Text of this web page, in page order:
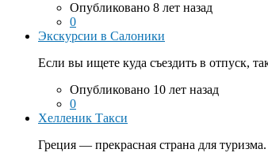
Опубликовано 8 лет назад
0
Экскурсии в Салоники
Если вы ищете куда съездить в отпуск,
Опубликовано 10 лет назад
0
Хелленик Такси
Греция — прекрасная страна для